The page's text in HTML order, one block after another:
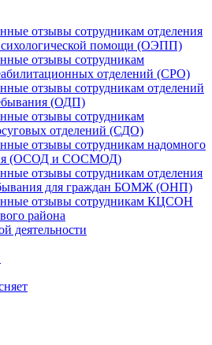
отзывы сотрудникам отделения
помощи (ОЭПП)
отзывы сотрудникам
отделений (СРО)
отзывы сотрудникам отделений
(ОДП)
отзывы сотрудникам
отделений (СДО)
отзывы сотрудникам надомного
(ОСОД и СОСМОД)
отзывы сотрудникам отделения
для граждан БОМЖ (ОНП)
отзывы сотрудникам КЦСОН
района
деятельности